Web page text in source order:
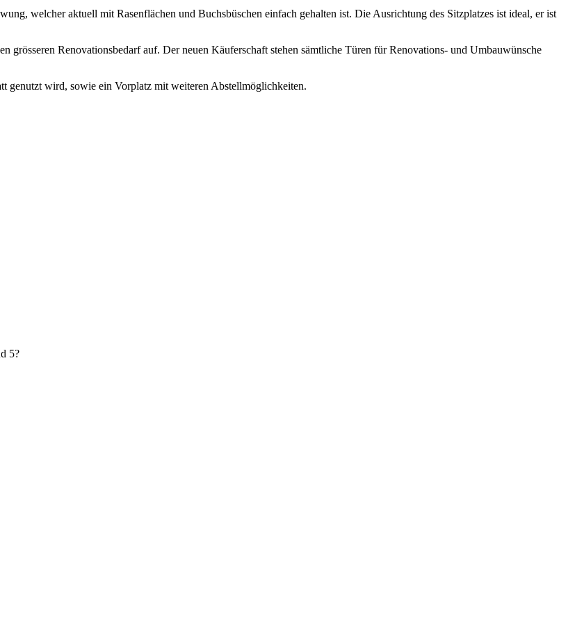
welcher aktuell mit Rasenflächen und Buchsbüschen einfach gehalten ist. Die Ausrichtung des Sitzplatzes ist ideal, er ist
grösseren Renovationsbedarf auf. Der neuen Käuferschaft stehen sämtliche Türen für Renovations- und Umbauwünsche
genutzt wird, sowie ein Vorplatz mit weiteren Abstellmöglichkeiten.
5?